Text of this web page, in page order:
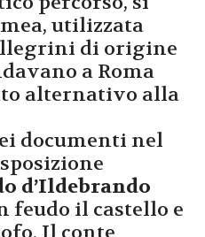
utilizzata
di origine
a Roma
alternativo alla
documenti nel
d’Ildebrando
feudo il castello e